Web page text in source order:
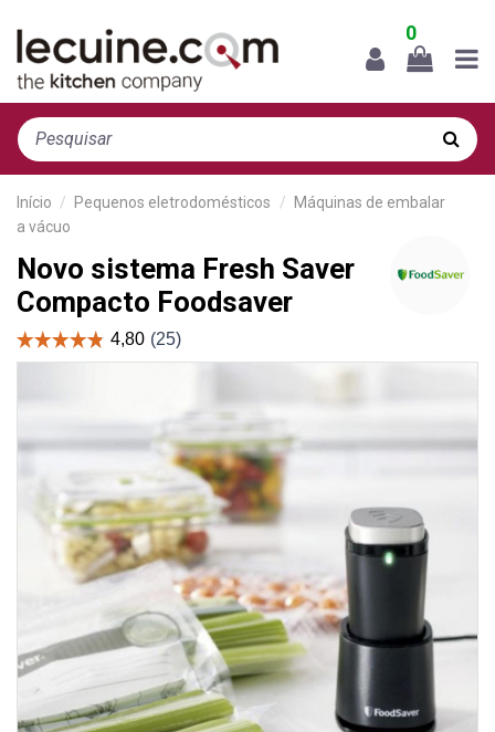
0
Início Pequenos eletrodomésticos
Máquinas de embalar
a vácuo
Novo sistema Fresh Saver
Compacto Foodsaver